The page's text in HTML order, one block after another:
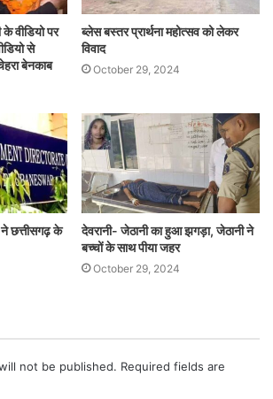
वीडियो पर
से
बेनकाब
ब्लेस बस्तर प्रार्थना महोत्सव को लेकर
विवाद
October 29, 2024
ने छत्तीसगढ़ के
देवरानी- जेठानी का हुआ झगड़ा, जेठानी ने
बच्चों के साथ पीया जहर
October 29, 2024
not be published. Required fields are